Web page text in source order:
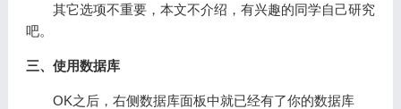
其它选项不重要，本文不介绍，有兴趣的同学自己研究
吧。
三、使用数据库
OK之后，右侧数据库面板中就已经有了你的数据库